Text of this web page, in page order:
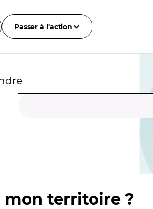
Passer à l'action
mon territoire ?